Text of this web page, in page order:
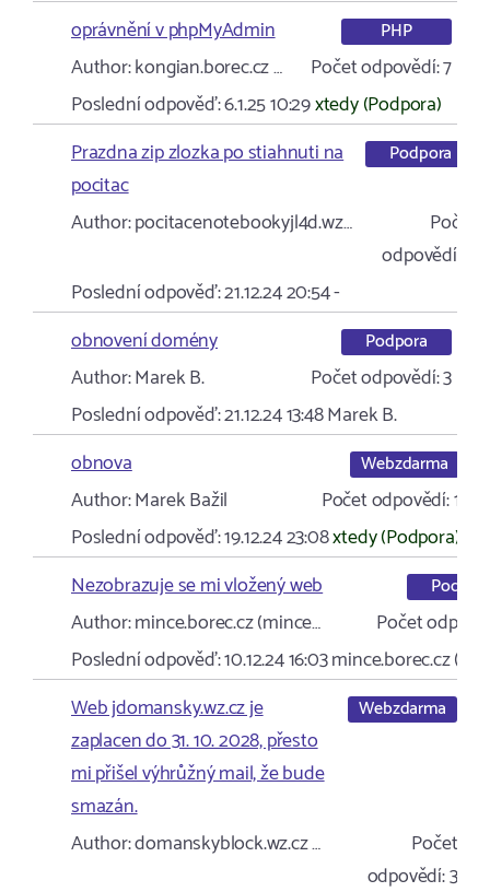
oprávnění v phpMyAdmin
PHP
Author:kongian.borec.cz … Počet odpovědí:7
Poslední odpověď:6.1.25 10:29xtedy (Podpora)
Prazdna zip zlozka po stiahnuti na
pocitac
Podpora
Author:pocitacenotebookyjl4d.wz…
Počet
odpovědí:
Poslední odpověď:21.12.24 20:54-
obnovení domény
Podpora
Author:Marek B. Počet odpovědí:3
Poslední odpověď:21.12.24 13:48Marek B.
obnova
Webzdarma
Author:Marek Bažil Počet odpovědí:1
Poslední odpověď:19.12.24 23:08xtedy (Podpora)
Nezobrazuje se mi vložený web
Author:mince.borec.cz (mince…
Počet
Poslední odpověď:10.12.24 16:03mince.borec.cz
Web jdomansky.wz.cz je
zaplacen do 31. 10. 2028, přesto
mi přišel výhrůžný mail, že bude
smazán.
Webzdarma
Author:domanskyblock.wz.cz …
Počet
odpovědí:3